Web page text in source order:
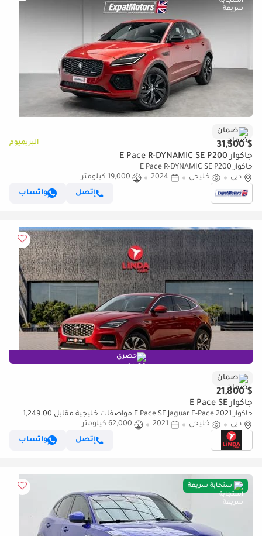
ضمان
$ 31,500 البريميوم
جاكوار E Pace R-DYNAMIC SE P200
جاكوار E Pace R-DYNAMIC SE P200
دبي
خليجي 2024
19,000 كيلومتر
إتصل
واتساب
حصري
ضمان
$ 21,800
جاكوار E Pace SE
جاكوار E Pace SE Jaguar E-Pace 2021 مواصفات خليجية مقابل 1,249.00
AED شهريًادبي خليجي 2021
62,000 كيلومتر
إتصل
واتساب
استجابة سريعة